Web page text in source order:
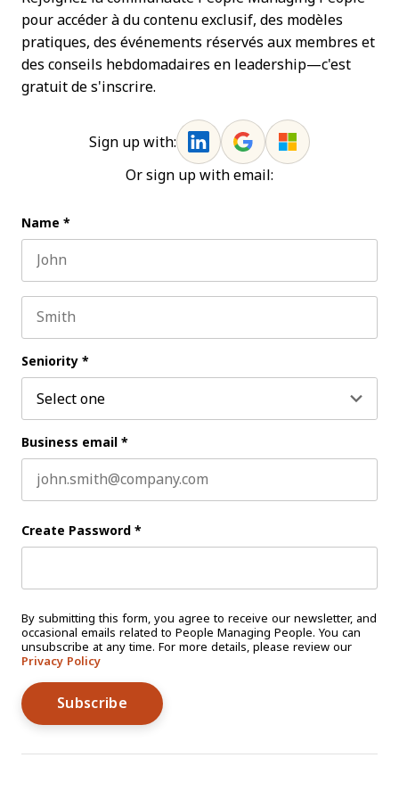
pour accéder à du contenu exclusif, des modèles
pratiques, des événements réservés aux membres et
des conseils hebdomadaires en leadership—c'est
gratuit de s'inscrire.
Sign up with:
Or sign up with email:
Name *
Seniority *
Business email *
Create Password *
By submitting this form, you agree to receive our newsletter, and
occasional emails related to People Managing People. You can
unsubscribe at any time. For more details, please review our
Privacy Policy